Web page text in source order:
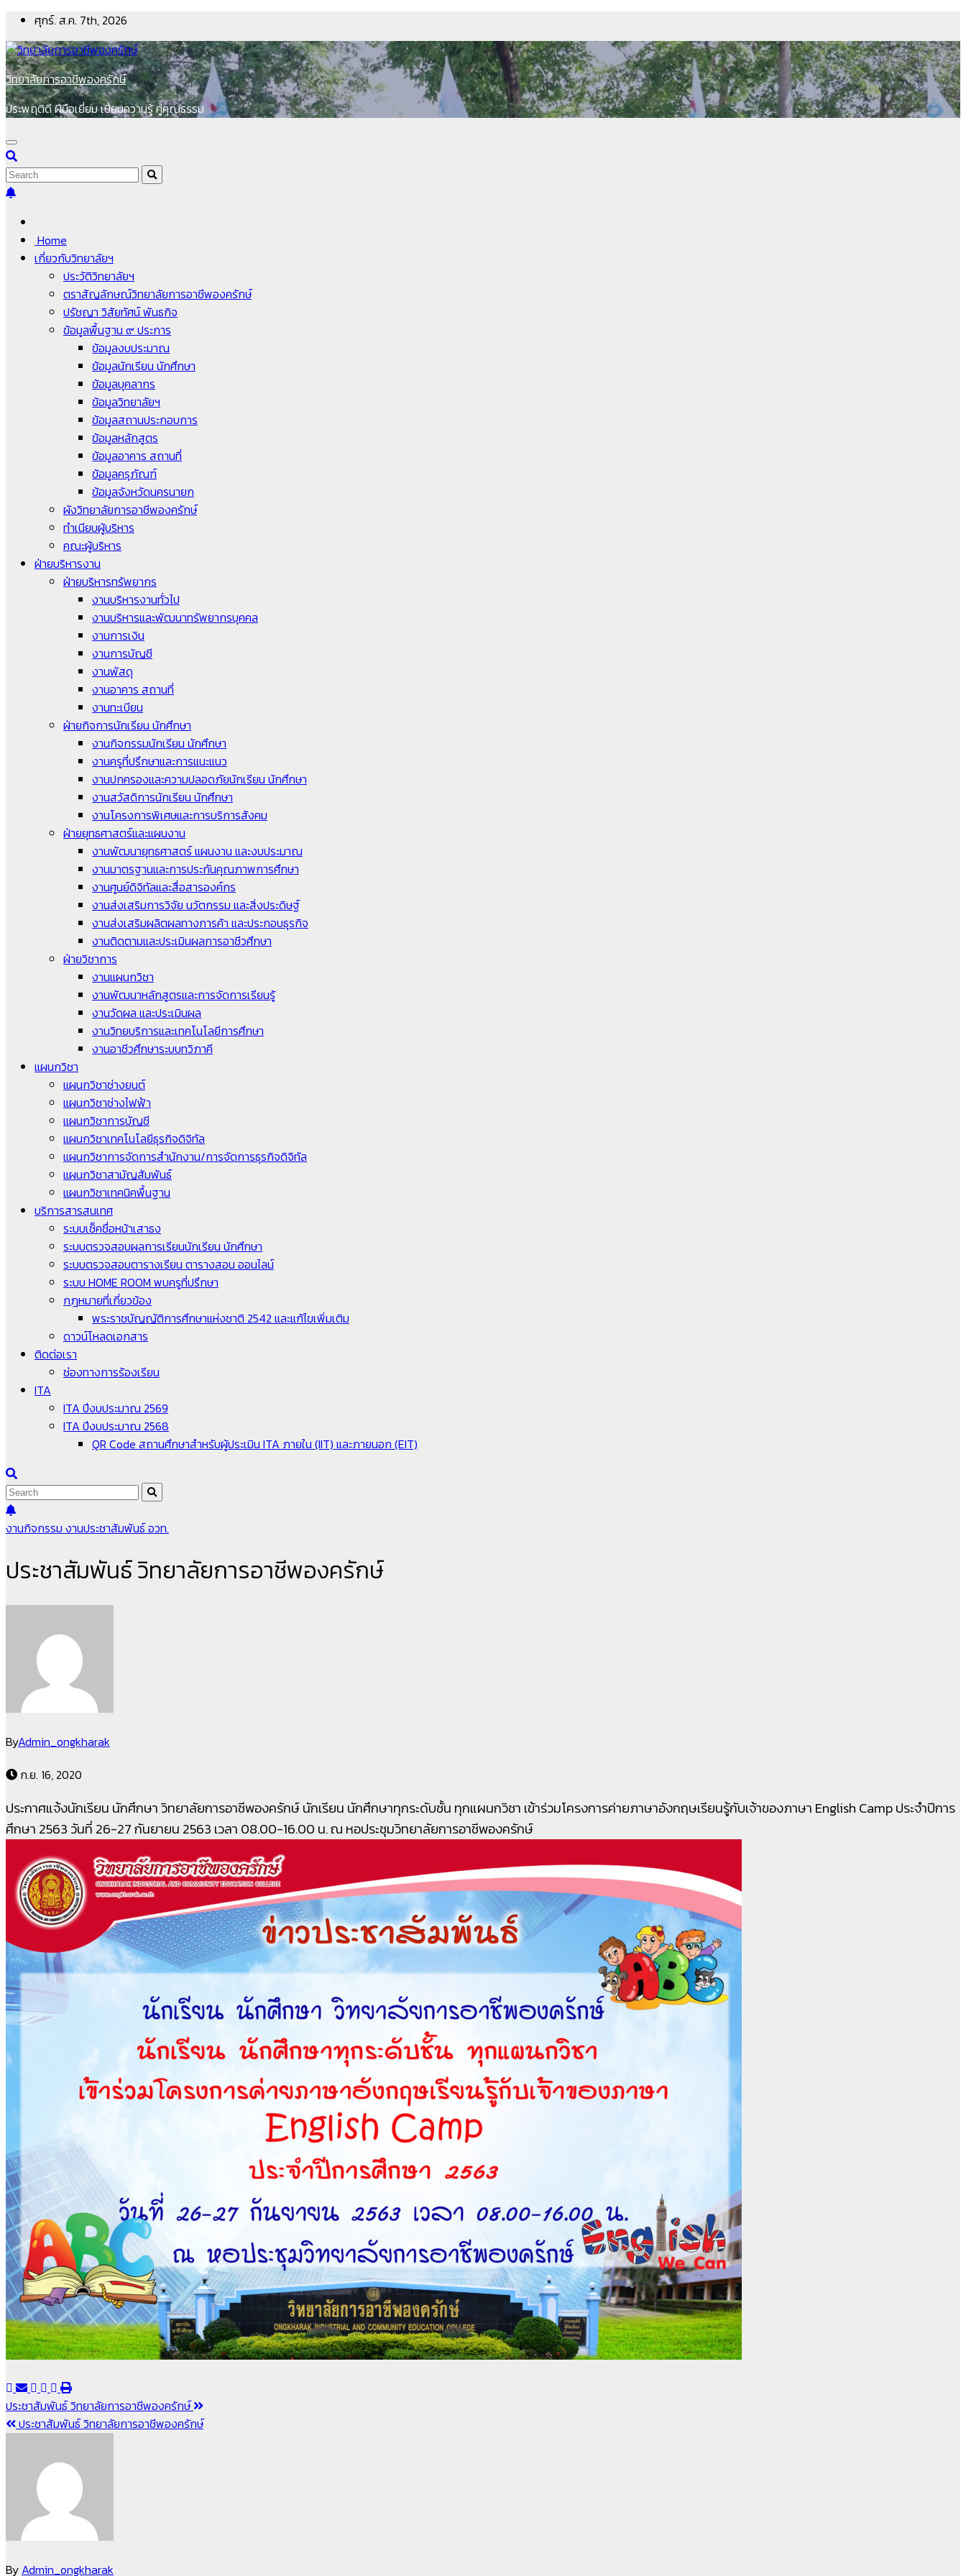
Skip
to
content
ศุกร์. ส.ค. 7th, 2026
วิทยาลัยการอาชีพองครักษ์
ประพฤติดี ฝีมือเยี่ยม เปี่ยมความรู้ คู่คุณธรรม
Home
เกี่ยวกับวิทยาลัยฯ
ประวัติวิทยาลัยฯ
ตราสัญลักษณ์วิทยาลัยการอาชีพองครักษ์
ปรัชญา วิสัยทัศน์ พันธกิจ
ข้อมูลพื้นฐาน ๙ ประการ
ข้อมูลงบประมาณ
ข้อมูลนักเรียน นักศึกษา
ข้อมูลบุคลากร
ข้อมูลวิทยาลัยฯ
ข้อมูลสถานประกอบการ
ข้อมูลหลักสูตร
ข้อมูลอาคาร สถานที่
ข้อมูลครุภัณฑ์
ข้อมูลจังหวัดนครนายก
ผังวิทยาลัยการอาชีพองครักษ์
ทำเนียบผู้บริหาร
คณะผู้บริหาร
ฝ่ายบริหารงาน
ฝ่ายบริหารทรัพยากร
งานบริหารงานทั่วไป
งานบริหารและพัฒนาทรัพยากรบุคคล
งานการเงิน
งานการบัญชี
งานพัสดุ
งานอาคาร สถานที่
งานทะเบียน
ฝ่ายกิจการนักเรียน นักศึกษา
งานกิจกรรมนักเรียน นักศึกษา
งานครูที่ปรึกษาและการแนะแนว
งานปกครองและความปลอดภัยนักเรียน นักศึกษา
งานสวัสดิการนักเรียน นักศึกษา
งานโครงการพิเศษและการบริการสังคม
ฝ่ายยุทธศาสตร์และแผนงาน
งานพัฒนายุทธศาสตร์ แผนงาน และงบประมาณ
งานมาตรฐานและการประกันคุณภาพการศึกษา
งานศูนย์ดิจิทัลและสื่อสารองค์กร
งานส่งเสริมการวิจัย นวัตกรรม และสิ่งประดิษฐ์
งานส่งเสริมผลิตผลทางการค้า และประกอบธุรกิจ
งานติดตามและประเมินผลการอาชีวศึกษา
ฝ่ายวิชาการ
งานแผนกวิชา
งานพัฒนาหลักสูตรและการจัดการเรียนรู้
งานวัดผล และประเมินผล
งานวิทยบริการและเทคโนโลยีการศึกษา
งานอาชีวศึกษาระบบทวิภาคี
แผนกวิชา
แผนกวิชาช่างยนต์
แผนกวิชาช่างไฟฟ้า
แผนกวิชาการบัญชี
แผนกวิชาเทคโนโลยีธุรกิจดิจิทัล
แผนกวิชาการจัดการสำนักงาน/การจัดการธุรกิจดิจิทัล
แผนกวิชาสามัญสัมพันธ์
แผนกวิชาเทคนิคพื้นฐาน
บริการสารสนเทศ
ระบบเช็คชื่อหน้าเสาธง
ระบบตรวจสอบผลการเรียนนักเรียน นักศึกษา
ระบบตรวจสอบตารางเรียน ตารางสอน ออนไลน์
ระบบ HOME ROOM พบครูที่ปรึกษา
กฎหมายที่เกี่ยวข้อง
พระราชบัญญัติการศึกษาแห่งชาติ 2542 และแก้ไขเพิ่มเติม
ดาวน์โหลดเอกสาร
ติดต่อเรา
ช่องทางการร้องเรียน
ITA
ITA ปีงบประมาณ 2569
ITA ปีงบประมาณ 2568
QR Code สถานศึกษาสำหรับผู้ประเมิน ITA ภายใน (IIT) และภายนอก (EIT)
งานกิจกรรม งานประชาสัมพันธ์อวท.
ประชาสัมพันธ์ วิทยาลัยการอาชีพองครักษ์
ByAdmin_ongkharak
ก.ย. 16, 2020
ประกาศแจ้งนักเรียน นักศึกษา วิทยาลัยการอาชีพองครักษ์ นักเรียน นักศึกษาทุกระดับชั้น ทุกแผนกวิชา เข้าร่วมโครงการค่ายภาษาอังกฤษเรียนรู้กับเจ้าของภาษา English Camp ประจำปีการ
ศึกษา 2563 วันที่ 26-27 กันยายน 2563 เวลา 08.00-16.00 น. ณ หอประชุมวิทยาลัยการอาชีพองครักษ์
แนะแนว
เรื่อง
ประชาสัมพันธ์ วิทยาลัยการอาชีพองครักษ์
ประชาสัมพันธ์ วิทยาลัยการอาชีพองครักษ์
By Admin_ongkharak